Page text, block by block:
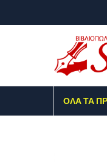
ΌΛΑ ΤΑ